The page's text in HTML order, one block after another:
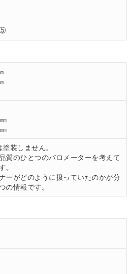
装しません。
質のひとつのバロメーターを考えて
。
ーがどのように扱っていたのかが分
の情報です。